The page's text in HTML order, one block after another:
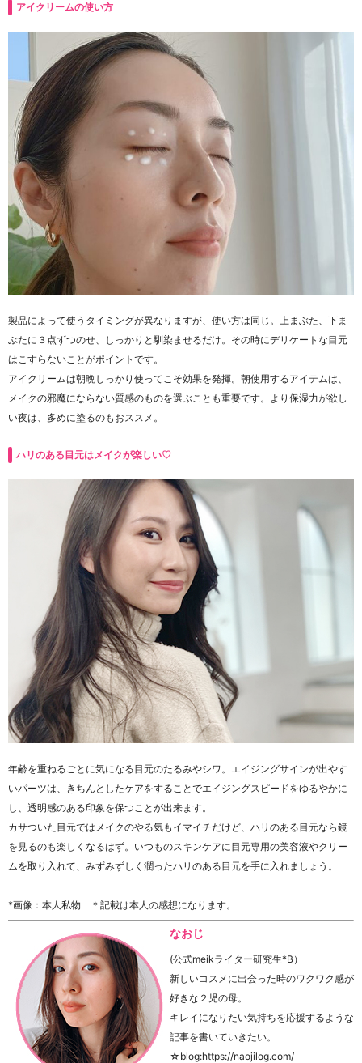
アイクリームの使い方
製品によって使うタイミングが異なりますが、使い方は同じ。上まぶた、下ま
ぶたに３点ずつのせ、しっかりと馴染ませるだけ。その時にデリケートな目元
はこすらないことがポイントです。
アイクリームは朝晩しっかり使ってこそ効果を発揮。朝使用するアイテムは、
メイクの邪魔にならない質感のものを選ぶことも重要です。より保湿力が欲し
い夜は、多めに塗るのもおススメ。
ハリのある目元はメイクが楽しい♡
年齢を重ねるごとに気になる目元のたるみやシワ。エイジングサインが出やす
いパーツは、きちんとしたケアをすることでエイジングスピードをゆるやかに
し、透明感のある印象を保つことが出来ます。
カサついた目元ではメイクのやる気もイマイチだけど、ハリのある目元なら鏡
を見るのも楽しくなるはず。いつものスキンケアに目元専用の美容液やクリー
ムを取り入れて、みずみずしく潤ったハリのある目元を手に入れましょう。
*画像：本人私物 ＊記載は本人の感想になります。
なおじ
(公式meikライター研究生*B）
新しいコスメに出会った時のワクワク感が
好きな２児の母。
キレイになりたい気持ちを応援するような
記事を書いていきたい。
☆blog:https://naojilog.com/